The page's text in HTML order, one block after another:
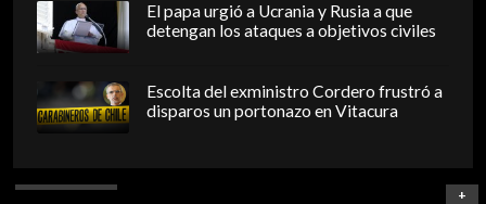
El papa urgió a Ucrania y Rusia a que
detengan los ataques a objetivos civiles
Escolta del exministro Cordero frustró a
disparos un portonazo en Vitacura
+